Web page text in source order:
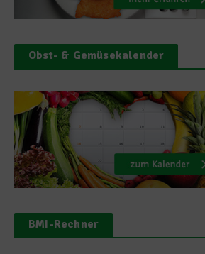
Obst- & Gemüsekalender
BMI-Rechner